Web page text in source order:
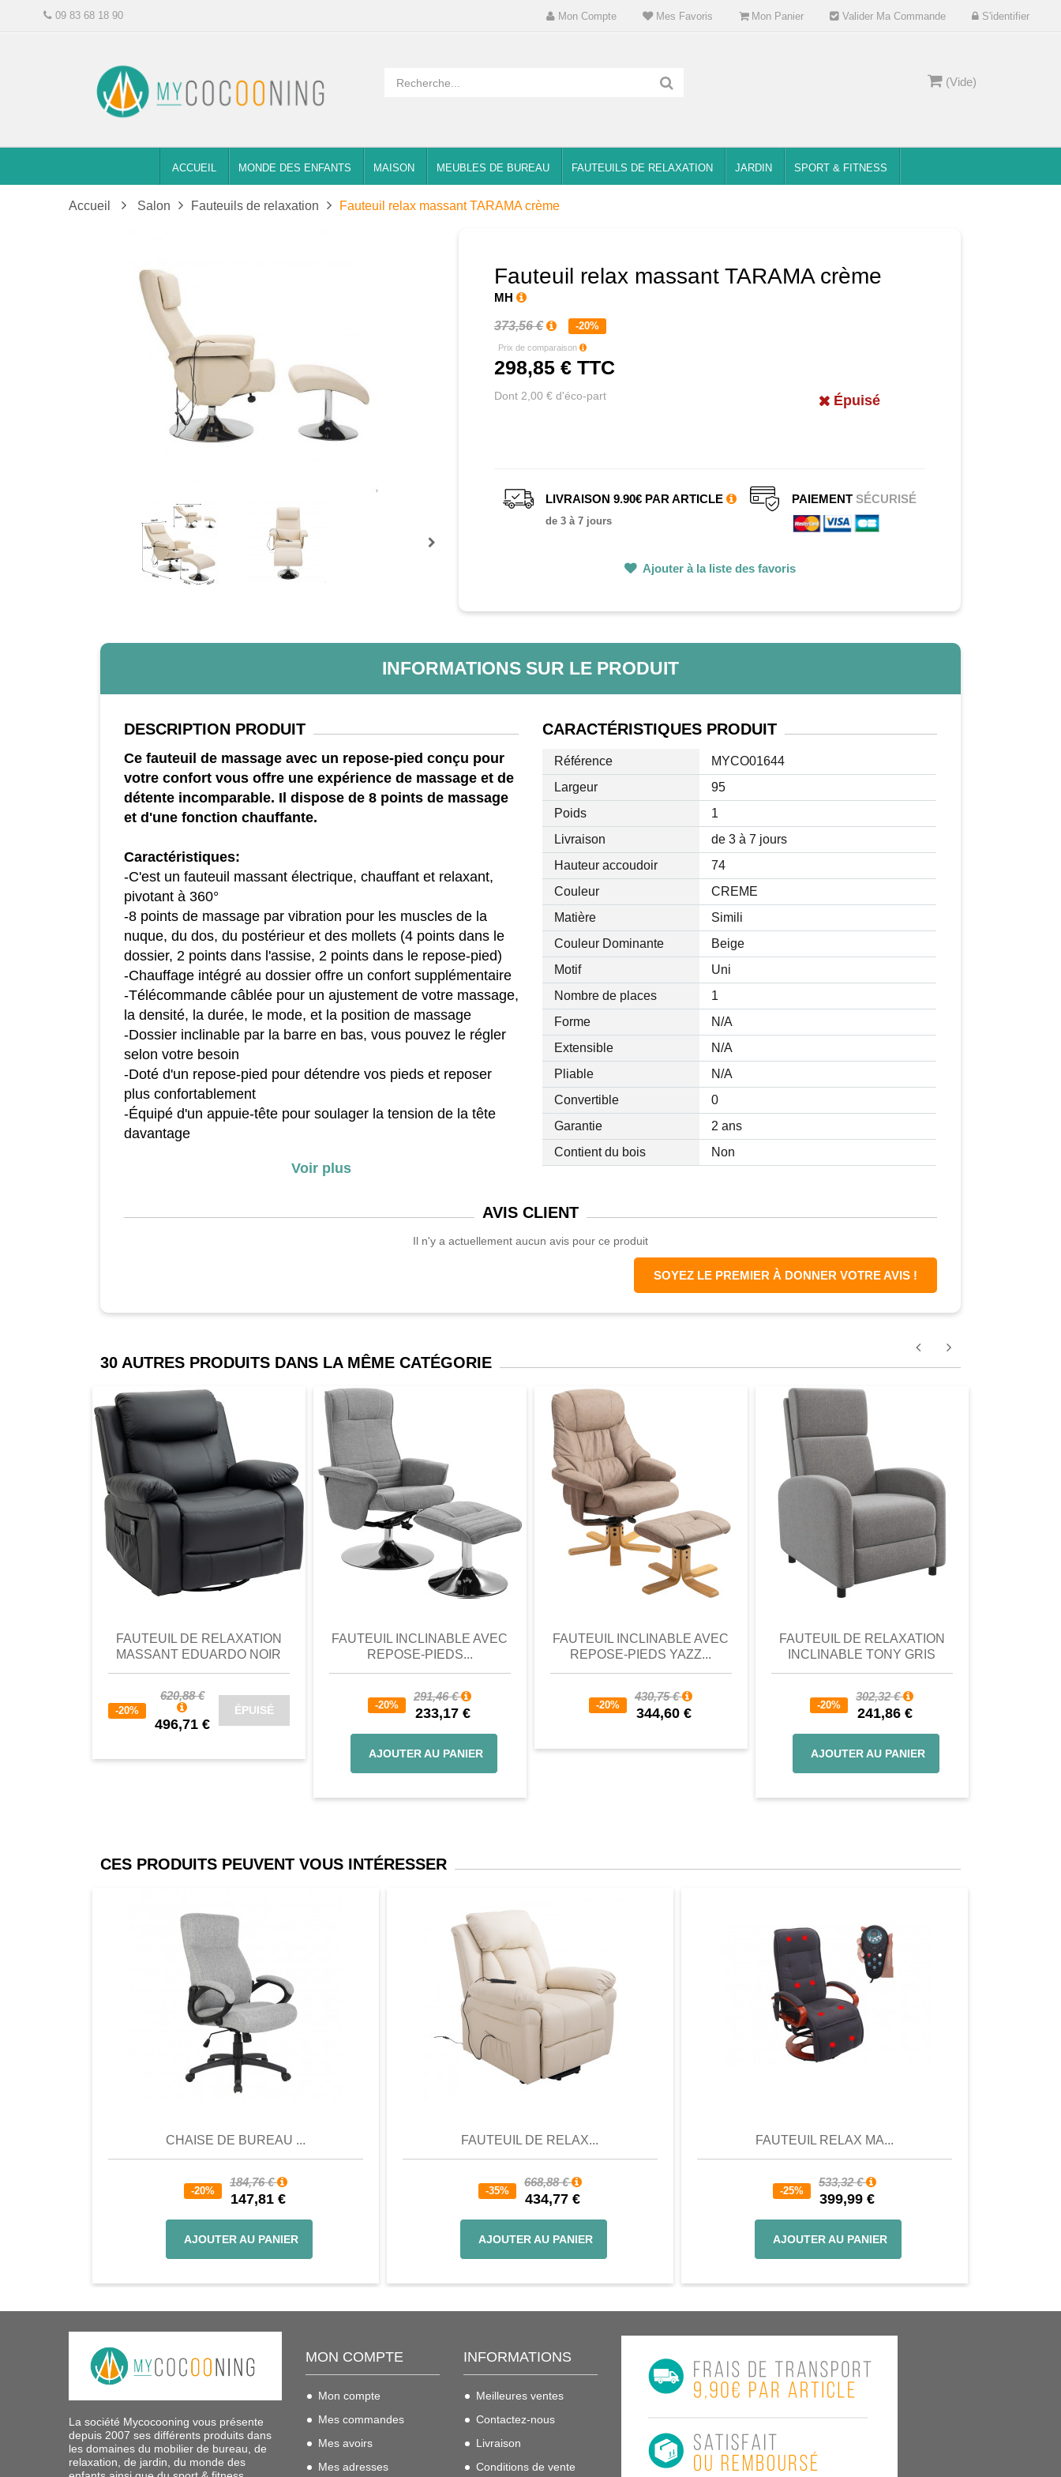
Mon Compte Mes Favoris Mon Panier Valider Ma Commande S'identifier
09 83 68 18 90
(Vide)
ACCUEIL MONDE DES ENFANTS MAISON MEUBLES DE BUREAU FAUTEUILS DE RELAXATION JARDIN SPORT & FITNESS
Accueil Salon Fauteuils de relaxation Fauteuil relax massant TARAMA crème
Fauteuil relax massant TARAMA crème
MH
373,56 € -20%
Prix de comparaison
298,85 € TTC
Dont 2,00 € d'éco-part Épuisé
LIVRAISON 9.90€ PAR ARTICLE
de 3 à 7 jours
PAIEMENTSÉCURISÉ
Ajouter à la liste des favoris
INFORMATIONS SUR LE PRODUIT
DESCRIPTIONPRODUIT
Ce fauteuil de massage avec un repose-pied conçu pour
votre confort vous offre une expérience de massage et de
détente incomparable. Il dispose de 8 points de massage
et d'une fonction chauffante.
Caractéristiques:
-C'est un fauteuil massant électrique, chauffant et relaxant,
pivotant à 360°
-8 points de massage par vibration pour les muscles de la
nuque, du dos, du postérieur et des mollets (4 points dans le
dossier, 2 points dans l'assise, 2 points dans le repose-pied)
-Chauffage intégré au dossier offre un confort supplémentaire
-Télécommande câblée pour un ajustement de votre massage,
la densité, la durée, le mode, et la position de massage
-Dossier inclinable par la barre en bas, vous pouvez le régler
selon votre besoin
-Doté d'un repose-pied pour détendre vos pieds et reposer
plus confortablement
-Équipé d'un appuie-tête pour soulager la tension de la tête
davantage
aux accoudoirs, et au repose-pied
-Dimensions du fauteuil: 86L x 74l x 114H(cm)
-Dimensions étendues du fauteuil: 110L x 74l x 95H(cm)
-Dimensions du dossier: 72L x 52l(cm)
-Dimensions d'assise: 49L x 48l x 41H(cm)
-Tensions: DC12V
-Tensions d'entrée: 100-240VAC-50HZ
-Tensions de sortie: 12VDC, 1500MA
-Puissance: 14.4W
-Courant électrique: <1.2A
-Température appropriée pour fonctionnement :-10℃-50℃
-Charge max: 160kg
Voir plus
CARACTÉRISTIQUESPRODUIT
Référence
MYCO01644
Largeur
95
Poids
1
Livraison
de 3 à 7 jours
Hauteur accoudoir
74
Couleur
CREME
Matière
Simili
Couleur Dominante
Beige
Motif
Uni
Nombre de places
1
Forme
N/A
Extensible
N/A
Pliable
N/A
Convertible
0
Garantie
2 ans
Contient du bois
Non
AVISCLIENT
Il n'y a actuellement aucun avis pour ce produit
SOYEZ LE PREMIER À DONNER VOTRE AVIS !
30 AUTRES PRODUITS DANS LA MÊME CATÉGORIE
FAUTEUIL DE RELAXATION
MASSANT EDUARDO NOIR
-20%
620,88 €
496,71 €
ÉPUISÉ
Favori
FAUTEUIL INCLINABLE AVEC
REPOSE-PIEDS...
-20%
291,46 €
233,17 €
AJOUTER AU PANIER
Favori comparer
FAUTEUIL INCLINABLE AVEC
REPOSE-PIEDS YAZZ...
-20%
430,75 €
344,60 €
Favori comparer
FAUTEUIL DE RELAXATION
INCLINABLE TONY GRIS
-20%
302,32 €
241,86 €
AJOUTER AU PANIER
Favori
CES PRODUITS PEUVENT VOUS INTÉRESSER
CHAISE DE BUREAU ...
-20%
184,76 €
147,81 €
AJOUTER AU PANIER
Favori
FAUTEUIL DE RELAX...
-35%
668,88 €
434,77 €
AJOUTER AU PANIER
Favori
FAUTEUIL RELAX MA...
-25%
533,32 €
399,99 €
AJOUTER AU PANIER
La société Mycocooning vous présente
depuis 2007 ses différents produits dans
les domaines du mobilier de bureau, de
relaxation, de jardin, du monde des
MON COMPTE
Mon compte
Mes commandes
Mes avoirs
Mes adresses
INFORMATIONS
Meilleures ventes
Contactez-nous
Livraison
Conditions de vente